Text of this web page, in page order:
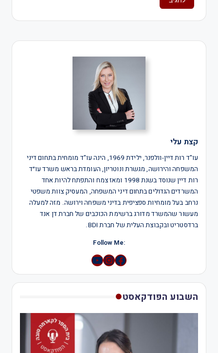
קצת עלי
עו"ד רות דיין-וולפנר, ילידת 1969, הינה עו"ד מומחית בתחום דיני
המשפחה והירושה, מגשרת ונוטריון, העומדת בראש משרד עו״ד
רות דיין שנוסד בשנת 1998 ומאז צמח והתפתח להיות אחד
המשרדים הגדולים בתחום דיני המשפחה, המעסיק צוות משפטי
נרחב בעל מומחיות ספציפית בדיני משפחה וירושה. מזה למעלה
מעשור שהמשרד מדורג ברשימת הכוכבים של חברת דן אנד
ברדסטריט ובקבוצת העלית של חברת BDI.
:Follow Me
Instagram
YouTube
השבוע הפודקאסט